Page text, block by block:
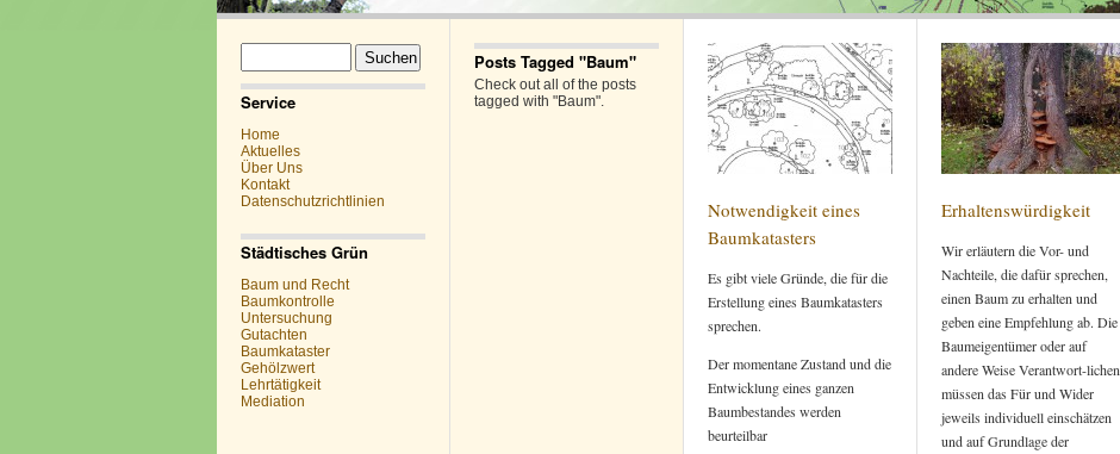
nach:
Service
Home
Aktuelles
Über Uns
Kontakt
Datenschutzrichtlinien
Städtisches Grün
Baum und Recht
Baumkontrolle
Untersuchung
Gutachten
Baumkataster
Gehölzwert
Lehrtätigkeit
Mediation
Posts Tagged "Baum"
Check out all of the posts
tagged with "Baum".
Notwendigkeit eines
Baumkatasters
Es gibt viele Gründe, die für die
Erstellung eines Baumkatasters
sprechen.
Der momentane Zustand und die
Entwicklung eines ganzen
Baumbestandes werden
beurteilbar
Erhaltenswürdigkeit
Wir erläutern die Vor- und
Nachteile, die dafür sprechen,
einen Baum zu erhalten und
geben eine Empfehlung ab. Die
Baumeigentümer oder auf
andere Weise Verantwort-lichen
müssen das Für und Wider
jeweils individuell einschätzen
und auf Grundlage der